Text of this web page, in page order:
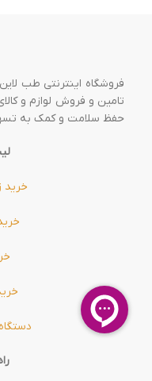
فروشگاه اینترنتی طب
تامین و فروش لوازم و
حفظ سلامت و کمک به
خرید